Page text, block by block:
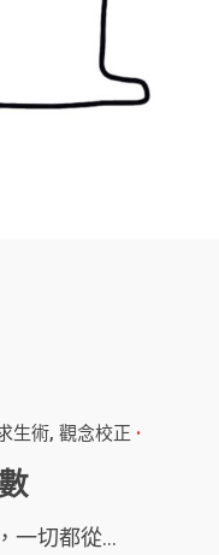
生術 觀念校正
一切都從...